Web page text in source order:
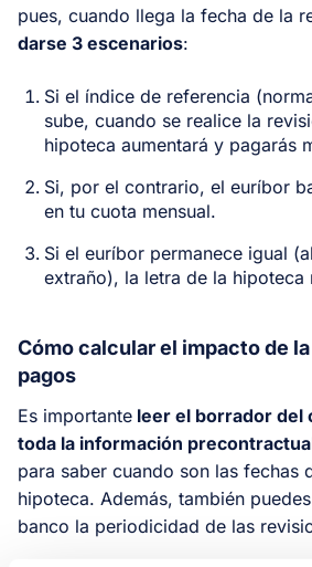
pues, cuando llega la fecha de la
darse 3 escenarios:
Si el índice de referencia
sube, cuando se realice la
hipoteca aumentará y pagarás
Si, por el contrario, el euríbor
en tu cuota mensual.
Si el euríbor permanece igual
extraño), la letra de la hipoteca
Cómo calcular el impacto de
pagos
Es importante leer el borrador del
toda la información
para saber cuando son las fechas
hipoteca. Además, también
banco la periodicidad de las